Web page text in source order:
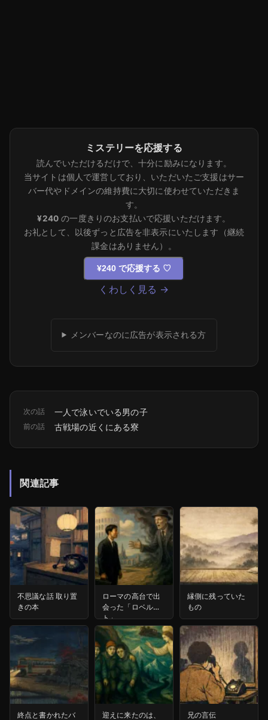
ミステリーを応援する
読んでいただけるだけで、十分に励みになります。
当サイトは個人で運営しており、いただいたご支援はサー
バー代やドメインの維持費に大切に使わせていただきま
す。
¥240 の一度きりのお支払いで応援いただけます。
お礼として、以後ずっと広告を非表示にいたします（継続
課金はありません）。
¥240 で応援する ♡
くわしく見る →
メンバーなのに広告が表示される方
次の話 一人で泳いでいる男の子
前の話 古戦場の近くにある寮
関連記事
不思議な話 取り置
きの本
ローマの高台で出
会った「ロベル
ト」
縁側に残っていた
もの
終点と書かれたバ
迎えに来たのは、
兄の言伝